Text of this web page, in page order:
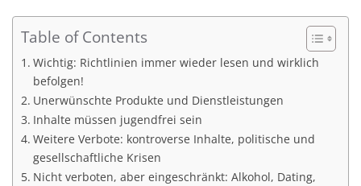
Table of Contents
Wichtig: Richtlinien immer wieder lesen und wirklich
befolgen!
Unerwünschte Produkte und Dienstleistungen
Inhalte müssen jugendfrei sein
Weitere Verbote: kontroverse Inhalte, politische und
gesellschaftliche Krisen
Nicht verboten, aber eingeschränkt: Alkohol, Dating,